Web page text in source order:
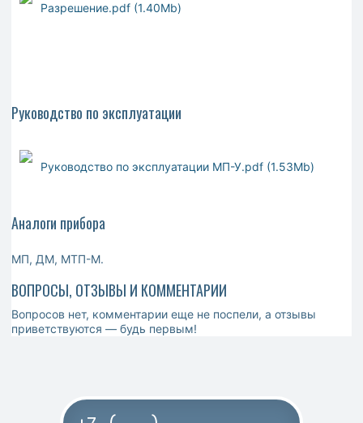
Pазрешение.pdf (1.40Mb)
Руководство по эксплуатации
Руководство по эксплуатации МП-У.pdf (1.53Mb)
Аналоги прибора
МП, ДМ, МТП-М.
ВОПРОСЫ, ОТЗЫВЫ И КОММЕНТАРИИ
Вопросов нет, комментарии еще не поспели, а отзывы
приветствуются — будь первым!